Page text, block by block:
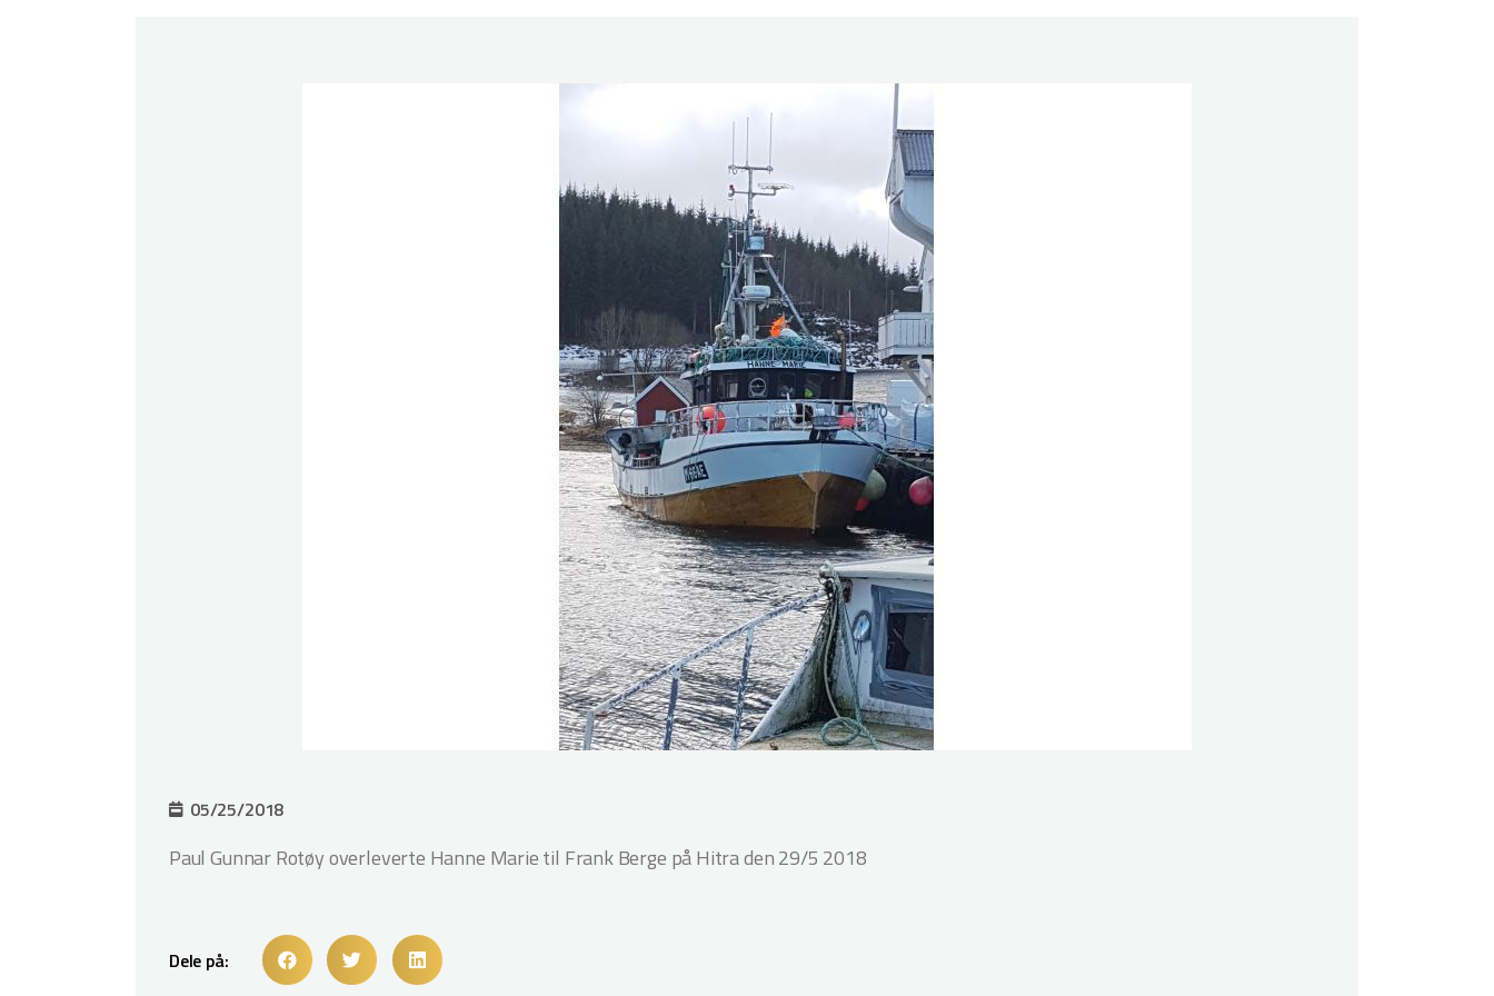
05/25/2018
Paul Gunnar Rotøy overleverte Hanne Marie til Frank Berge på Hitra den 29/5 2018
Dele på: